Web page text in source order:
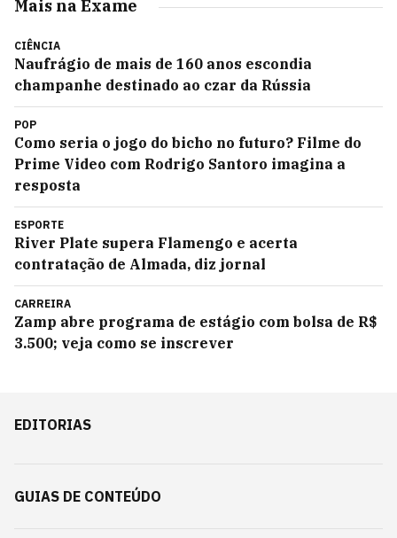
Mais na Exame
CIÊNCIA
Naufrágio de mais de 160 anos escondia
champanhe destinado ao czar da Rússia
POP
Como seria o jogo do bicho no futuro? Filme do
Prime Video com Rodrigo Santoro imagina a
resposta
ESPORTE
River Plate supera Flamengo e acerta
contratação de Almada, diz jornal
CARREIRA
Zamp abre programa de estágio com bolsa de R$
3.500; veja como se inscrever
EDITORIAS
GUIAS DE CONTEÚDO